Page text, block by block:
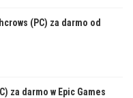
(PC) za darmo od
za darmo w Epic Games